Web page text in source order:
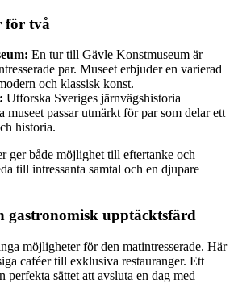
för två
En tur till Gävle Konstmuseum är
par. Museet erbjuder en varierad
och klassisk konst.
Utforska Sveriges järnvägshistoria
museet passar utmärkt för par som delar ett
historia.
ger både möjlighet till eftertanke och
till intressanta samtal och en djupare
gastronomisk upptäcktsfärd
möjligheter för den matintresserade. Här
caféer till exklusiva restauranger. Ett
perfekta sättet att avsluta en dag med